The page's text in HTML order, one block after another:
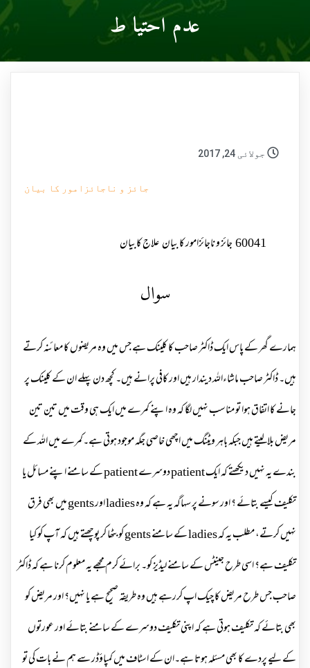
عدم احتیا ط
جولائی 24, 2017
جائز و ناجائزامور کا بیان
60041جائز و ناجائزامور کا بیانعلاج کابیان
سوال
ہمارے گھر کے پاس ایک ڈاکٹر صاحب کا کلینک ہے جس میں وہ مریضوں کا معائنہ کرتے
ہیں۔ ڈاکٹر صاحب ماشاءاللہ دیندار ہیں اور کافی پرانے ہیں۔ کچھ دن پہلے ان کے کلینک پر
جانے کا اتفاق ہوا تو مناسب نہیں لگا کہ وہ اپنے کمرے میں ایک ہی وقت میں تین تین
مریض بلالیتے ہیں جبکہ باہر ویٹنگ میں اچھی خاصی جگہ موجود ہوتی ہے۔کمرے میں اللہ کے
بندے یہ نہیں دیکھتے کہ ایک patient دوسرے patient کے سامنے اپنے مسائل یا
تکلیف کیسے بتائے ؟ اور سونے پر سہاگہ یہ ہے کہ وہ ladies اور gents میں بھی فرق
نہیں کرتے، مطلب یہ کہ ladies کے سامنے gents کو بٹھا کر پوچھتے ہیں کہ آپ کو کیا
تکلیف ہے؟ اسی طرح جینٹس کے سامنے لیڈیز کو۔ برائے کرم مجھے یہ معلوم کرنا ہے کہ ڈاکٹر
صاحب جس طرح مریض کا چیک اپ کررہے ہیں وہ طریقہ صحیح ہے یا نہیں؟ اور مریض کو
بھی بتائے کہ تکلیف ہوتی ہے کہ اپنی تکلیف دوسرے کے سامنے بتائے اور عورتوں
کے لیے پردے کا بھی مسئلہ ہوتا ہے۔ان کے اسٹاف میں کمپاؤڈر سے ہم نے بات کی تو